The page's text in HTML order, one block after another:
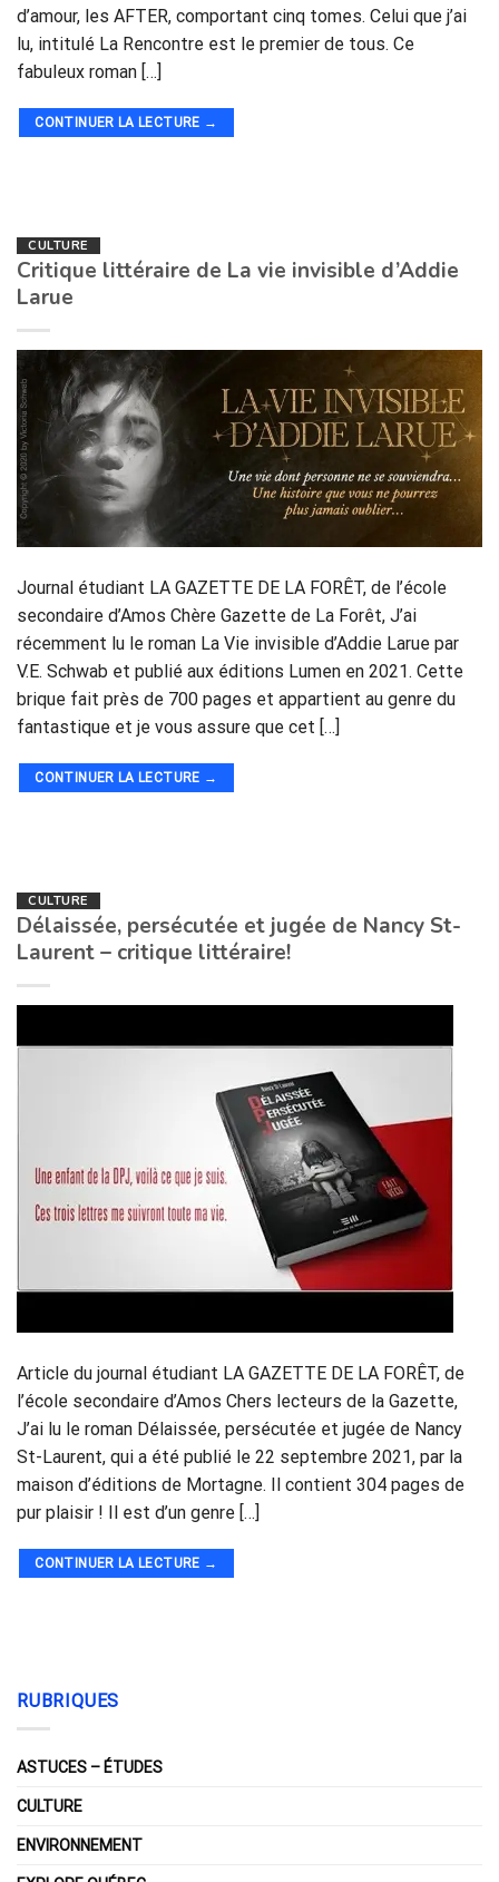
d’amour, les AFTER, comportant cinq tomes. Celui que j’ai
lu, intitulé La Rencontre est le premier de tous. Ce
fabuleux roman […]
CONTINUER LA LECTURE →
CULTURE
Critique littéraire de La vie invisible d’Addie
Larue
Journal étudiant LA GAZETTE DE LA FORÊT, de l’école
secondaire d’Amos Chère Gazette de La Forêt, J’ai
récemment lu le roman La Vie invisible d’Addie Larue par
V.E. Schwab et publié aux éditions Lumen en 2021. Cette
brique fait près de 700 pages et appartient au genre du
fantastique et je vous assure que cet […]
CONTINUER LA LECTURE →
CULTURE
Délaissée, persécutée et jugée de Nancy St-
Laurent – critique littéraire!
Article du journal étudiant LA GAZETTE DE LA FORÊT, de
l’école secondaire d’Amos Chers lecteurs de la Gazette,
J’ai lu le roman Délaissée, persécutée et jugée de Nancy
St-Laurent, qui a été publié le 22 septembre 2021, par la
maison d’éditions de Mortagne. Il contient 304 pages de
pur plaisir ! Il est d’un genre […]
CONTINUER LA LECTURE →
RUBRIQUES
ASTUCES – ÉTUDES
CULTURE
ENVIRONNEMENT